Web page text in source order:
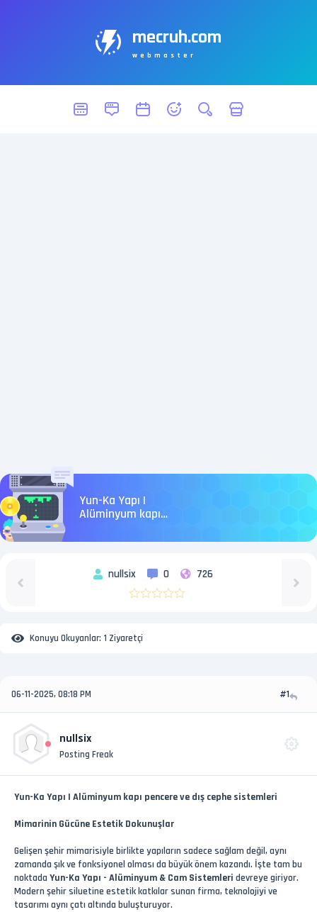
mecruh.com
webmaster
Yun-Ka Yapı |
Alüminyum kapı
sistemleri
nullsix 0 726
Konuyu Okuyanlar: 1 Ziyaretçi
06-11-2025, 08:18 PM #1
nullsix
Posting Freak
Yun-Ka Yapı | Alüminyum kapı pencere ve dış cephe sistemleri
Mimarinin Gücüne Estetik Dokunuşlar
Gelişen şehir mimarisiyle birlikte yapıların sadece sağlam değil, aynı
zamanda şık ve fonksiyonel olması da büyük önem kazandı. İşte tam bu
noktada Yun-Ka Yapı - Alüminyum & Cam Sistemleri devreye giriyor.
Modern şehir siluetine estetik katkılar sunan firma, teknolojiyi ve
tasarımı aynı çatı altında buluşturuyor.